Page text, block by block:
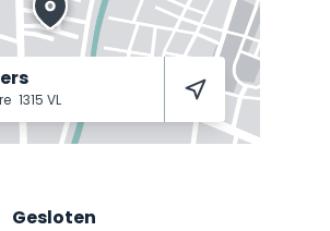
1315 VL
Gesloten